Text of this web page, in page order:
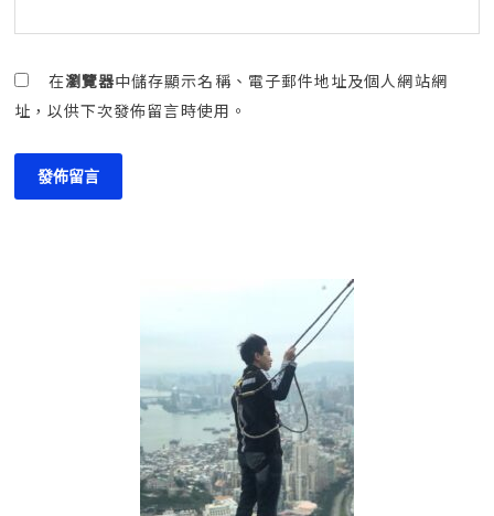
在瀏覽器中儲存顯示名稱、電子郵件地址及個人網站網
址，以供下次發佈留言時使用。